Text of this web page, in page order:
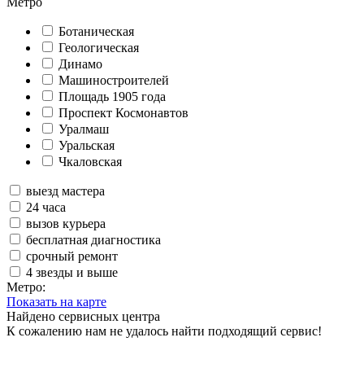
Ботаническая
Геологическая
Динамо
Машиностроителей
Площадь 1905 года
Проспект Космонавтов
Уралмаш
Уральская
Чкаловская
выезд мастера
24 часа
вызов курьера
бесплатная диагностика
срочный ремонт
4 звезды и выше
Метро:
Показать на карте
Найдено сервисных центра
К сожалению нам не удалось найти подходящий сервис!